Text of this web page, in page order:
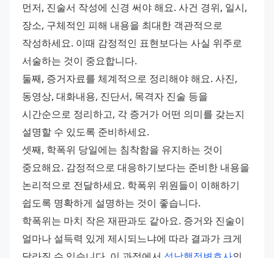
먼저, 진술서 작성에 신경 써야 해요. 사건 경위, 일시,
장소, 구체적인 피해 내용을 최대한 객관적으로
작성하세요. 이때 감정적인 표현보다는 사실 위주로
서술하는 것이 중요합니다.
둘째, 증거자료를 체계적으로 정리해야 해요. 사진,
동영상, 대화내용, 진단서, 목격자 진술 등을
시간순으로 정리하고, 각 증거가 어떤 의미를 갖는지
설명할 수 있도록 준비하세요.
셋째, 학폭위 당일에는 침착함을 유지하는 것이
중요해요. 감정적으로 대응하기보다는 준비한 내용을
논리적으로 전달하세요. 학폭위 위원들이 이해하기
쉽도록 명확하게 설명하는 것이 좋습니다.
학폭위는 마치 작은 재판과도 같아요. 증거와 진술이
얼마나 설득력 있게 제시되느냐에 따라 결과가 크게